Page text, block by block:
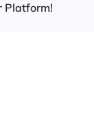
Platform!